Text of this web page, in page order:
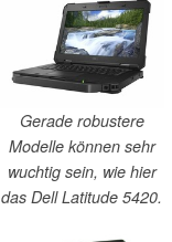
Gerade robustere
Modelle können sehr
wuchtig sein, wie hier
das Dell Latitude 5420.